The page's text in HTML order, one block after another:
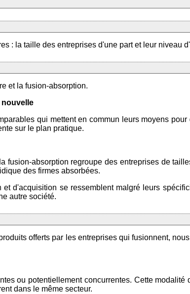
: la taille des entreprises d'une part et leur niveau
et la fusion-absorption.
nouvelle
qui mettent en commun leurs moyens
sur le plan pratique.
absorption regroupe des entreprises de
des firmes absorbées.
d'acquisition se ressemblent malgré leurs
autre société.
offerts par les entreprises qui fusionnent,
ou potentiellement concurrentes. Cette
dans le même secteur.